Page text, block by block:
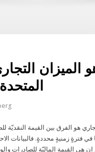
الميزان
هو الفرق بين القيمة النقديّة
في فترةٍ زمنيةٍ محددةٍ. فالبيانات